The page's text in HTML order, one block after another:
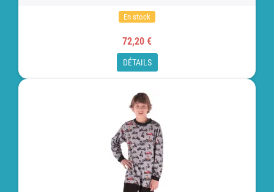
En stock
72,20 €
DÉTAILS